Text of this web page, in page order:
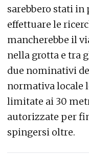
sarebbero stati in
effettuare le
mancherebbe il
nella grotta e tra
due nominativi
normativa locale
limitate ai 30
autorizzate per
spingersi oltre.